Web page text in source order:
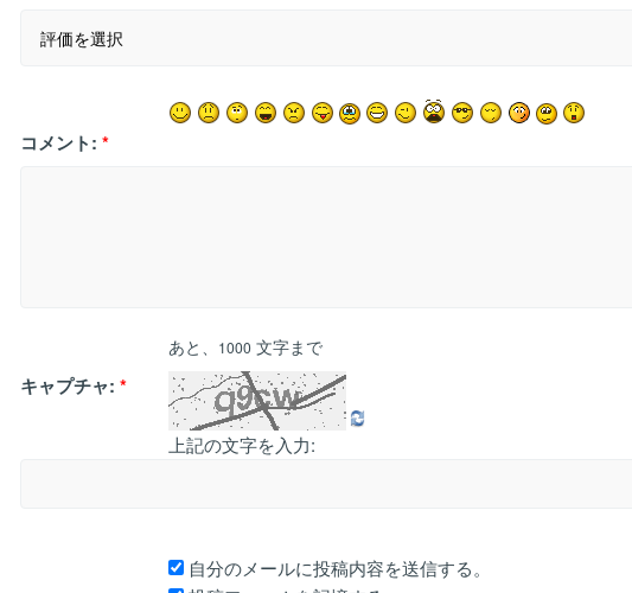
コメント: *
あと、 1000 文字まで
キャプチャ: *
上記の文字を入力:
自分のメールに投稿内容を送信する。